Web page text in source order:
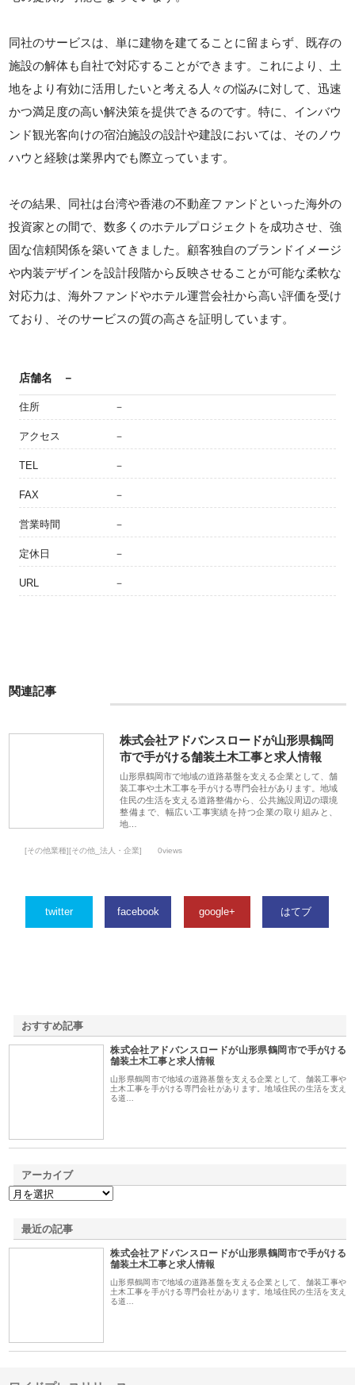
同社のサービスは、単に建物を建てることに留まらず、既存の
施設の解体も自社で対応することができます。これにより、土
地をより有効に活用したいと考える人々の悩みに対して、迅速
かつ満足度の高い解決策を提供できるのです。特に、インバウ
ンド観光客向けの宿泊施設の設計や建設においては、そのノウ
ハウと経験は業界内でも際立っています。
その結果、同社は台湾や香港の不動産ファンドといった海外の
投資家との間で、数多くのホテルプロジェクトを成功させ、強
固な信頼関係を築いてきました。顧客独自のブランドイメージ
や内装デザインを設計段階から反映させることが可能な柔軟な
対応力は、海外ファンドやホテル運営会社から高い評価を受け
ており、そのサービスの質の高さを証明しています。
店舗名 －
住所 －
アクセス －
TEL －
FAX －
営業時間 －
定休日 －
URL －
関連記事
株式会社アドバンスロードが山形県鶴岡
市で手がける舗装土木工事と求人情報
山形県鶴岡市で地域の道路基盤を支える企業として、舗
装工事や土木工事を手がける専門会社があります。地域
住民の生活を支える道路整備から、公共施設周辺の環境
整備まで、幅広い工事実績を持つ企業の取り組みと、
地…
[その他業種][その他_法人・企業] 0views
twitter facebook google+ はてブ
おすすめ記事
株式会社アドバンスロードが山形県鶴岡市で手がける
舗装土木工事と求人情報
山形県鶴岡市で地域の道路基盤を支える企業として、舗装工事や
土木工事を手がける専門会社があります。地域住民の生活を支え
る道…
アーカイブ
最近の記事
株式会社アドバンスロードが山形県鶴岡市で手がける
舗装土木工事と求人情報
山形県鶴岡市で地域の道路基盤を支える企業として、舗装工事や
土木工事を手がける専門会社があります。地域住民の生活を支え
る道…